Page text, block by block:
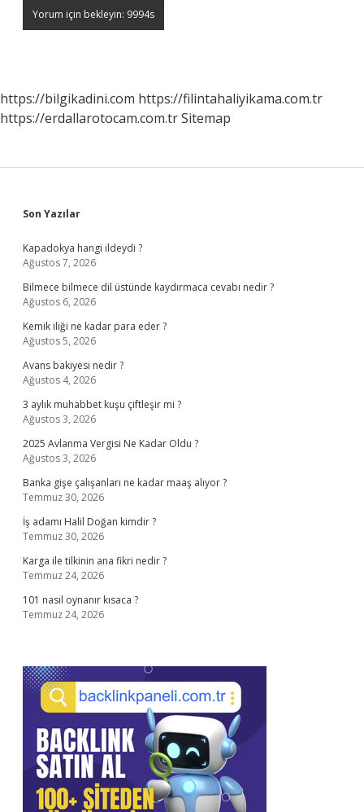
https://bilgikadini.com https://filintahaliyikama.com.tr
https://erdallarotocam.com.trSitemap
Sidebar
Son Yazılar
Kapadokya hangi ildeydi ?
Ağustos 7, 2026
Bilmece bilmece dil üstünde kaydırmaca cevabı nedir ?
Ağustos 6, 2026
Kemik iliği ne kadar para eder ?
Ağustos 5, 2026
Avans bakiyesi nedir ?
Ağustos 4, 2026
3 aylık muhabbet kuşu çiftleşir mi ?
Ağustos 3, 2026
2025 Avlanma Vergisi Ne Kadar Oldu ?
Ağustos 3, 2026
Banka gişe çalışanları ne kadar maaş alıyor ?
Temmuz 30, 2026
İş adamı Halil Doğan kimdir ?
Temmuz 30, 2026
Karga ile tilkinin ana fikri nedir ?
Temmuz 24, 2026
101 nasıl oynanır kısaca ?
Temmuz 24, 2026